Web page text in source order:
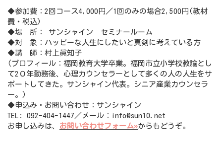
◆参加費：2回コース4,000円／1回のみの場合2,500円(教材
費・税込)
◆場 所： サンシャイン セミナールーム
◆対 象：ハッピーな人生にしたいと真剣に考えている方
◆講 師：村上眞知子
(プロフィール：福岡教育大学卒業。福岡市立小学校教諭とし
て2０年勤務後、心理カウンセラーとして多くの人の人生をサ
ポートしてきた。サンシャイン代表。シニア産業カウンセラ
ー。)
◆申込み・お問い合わせ：サンシャイン
TEL: 092-404-1447／メール：info@sun10.net
お申し込みは、 お問い合わせフォーム»からもどうぞ。